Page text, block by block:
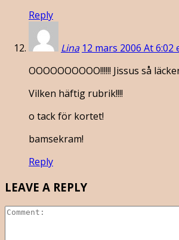
Reply
Lina 12 mars 2006 At 6:02
OOOOOOOOOO!!!!!! Jissus så
Vilken häftig rubrik!!!!
o tack för kortet!
bamsekram!
Reply
LEAVE A REPLY